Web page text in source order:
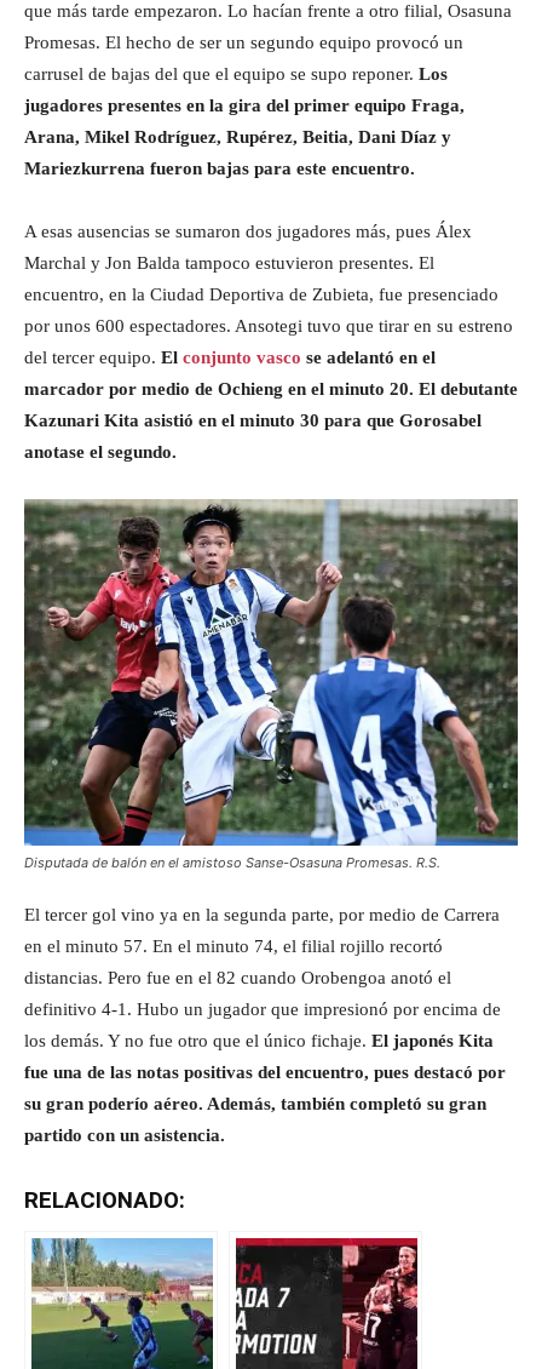
que más tarde empezaron. Lo hacían frente a otro filial, Osasuna
Promesas. El hecho de ser un segundo equipo provocó un
carrusel de bajas del que el equipo se supo reponer. Los
jugadores presentes en la gira del primer equipo Fraga,
Arana, Mikel Rodríguez, Rupérez, Beitia, Dani Díaz y
Mariezkurrena fueron bajas para este encuentro.
A esas ausencias se sumaron dos jugadores más, pues Álex
Marchal y Jon Balda tampoco estuvieron presentes. El
encuentro, en la Ciudad Deportiva de Zubieta, fue presenciado
por unos 600 espectadores. Ansotegi tuvo que tirar en su estreno
del tercer equipo. El conjunto vasco se adelantó en el
marcador por medio de Ochieng en el minuto 20. El debutante
Kazunari Kita asistió en el minuto 30 para que Gorosabel
anotase el segundo.
Disputada de balón en el amistoso Sanse-Osasuna Promesas. R.S.
El tercer gol vino ya en la segunda parte, por medio de Carrera
en el minuto 57. En el minuto 74, el filial rojillo recortó
distancias. Pero fue en el 82 cuando Orobengoa anotó el
definitivo 4-1. Hubo un jugador que impresionó por encima de
los demás. Y no fue otro que el único fichaje. El japonés Kita
fue una de las notas positivas del encuentro, pues destacó por
su gran poderío aéreo. Además, también completó su gran
partido con un asistencia.
RELACIONADO: